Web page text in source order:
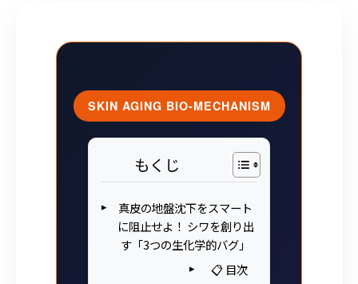
SKIN AGING BIO-MECHANISM
もくじ
真皮の地盤沈下をスマート
に阻止せよ！ シワを創り出
す「3つの生化学的バグ」
📋 目次